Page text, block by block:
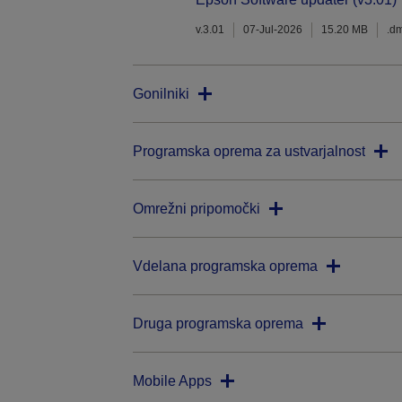
v.3.01 07-Jul-2026 15.20 MB
Gonilniki
Programska oprema za ustvarjalnost
Omrežni pripomočki
Vdelana programska oprema
Druga programska oprema
Mobile Apps